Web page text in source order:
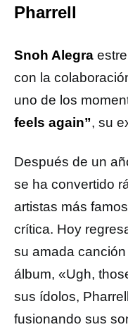
Pharrell
Snoh Alegra
con la
uno de los
feels again”, su
Después de un
se ha convertido
artistas más
crítica. Hoy
su amada
álbum, «Ugh,
sus ídolos,
fusionando sus